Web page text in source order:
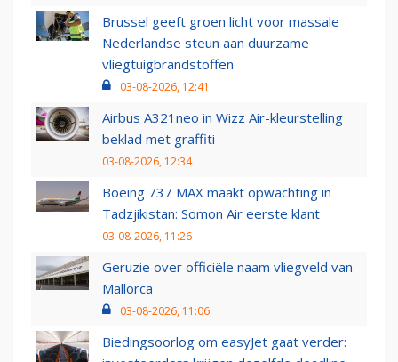
Brussel geeft groen licht voor massale
Nederlandse steun aan duurzame
vliegtuigbrandstoffen
03-08-2026, 12:41
Airbus A321neo in Wizz Air-kleurstelling
beklad met graffiti
03-08-2026, 12:34
Boeing 737 MAX maakt opwachting in
Tadzjikistan: Somon Air eerste klant
03-08-2026, 11:26
Geruzie over officiële naam vliegveld van
Mallorca
03-08-2026, 11:06
Biedingsoorlog om easyJet gaat verder: